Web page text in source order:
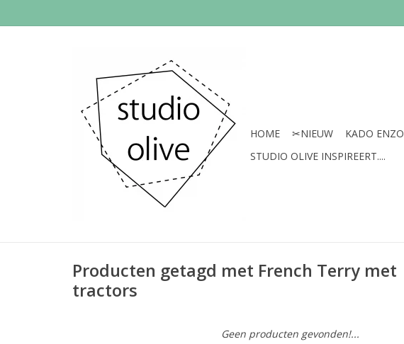
HOME ✂︎NIEUW KADO ENZO
STUDIO OLIVE INSPIREERT....
Producten getagd met French Terry met
tractors
Geen producten gevonden!...